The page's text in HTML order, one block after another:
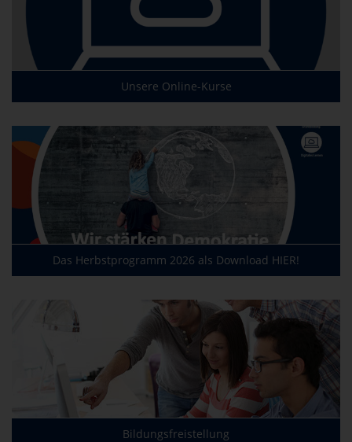
Unsere Online-Kurse
Das Herbstprogramm 2026 als Download HIER!
Bildungsfreistellung